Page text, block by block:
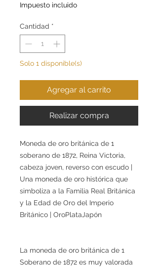
Impuesto incluido
Cantidad *
Solo 1 disponible(s)
Agregar al carrito
Realizar compra
Moneda de oro británica de 1
soberano de 1872, Reina Victoria,
cabeza joven, reverso con escudo |
Una moneda de oro histórica que
simboliza a la Familia Real Británica
y la Edad de Oro del Imperio
Británico | OroPlataJapón
La moneda de oro británica de 1
Soberano de 1872 es muy valorada